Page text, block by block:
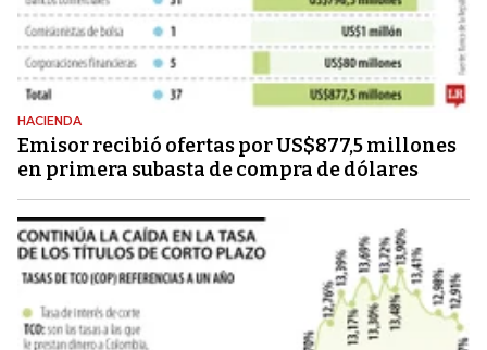
HACIENDA
Emisor recibió ofertas por US$877,5 millones
en primera subasta de compra de dólares